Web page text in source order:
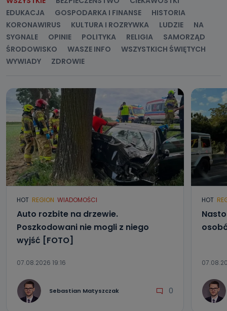
EDUKACJA
GOSPODARKA I FINANSE
HISTORIA
KORONAWIRUS
KULTURA I ROZRYWKA LUDZIE
NA
SYGNALE
OPINIE POLITYKA RELIGIA
SAMORZĄD
ŚRODOWISKO
WASZE INFO
WSZYSTKICH ŚWIĘTYCH
WYWIADY
ZDROWIE
HOT REGION WIADOMOŚCI
Auto rozbite na drzewie.
Poszkodowani nie mogli z niego
wyjść [FOTO]
07.08.2026 19:16
Sebastian Matyszczak 0
HOT